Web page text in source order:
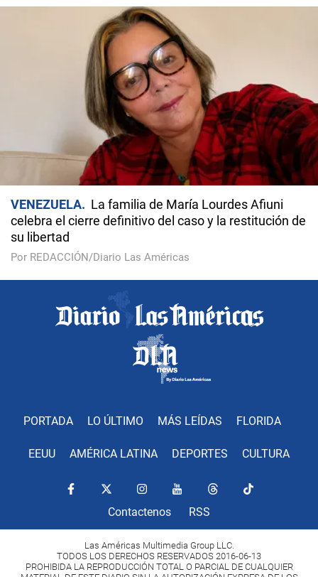
VENEZUELA
La familia de María Lourdes Afiuni
celebra el cierre definitivo del caso y la restitución de
su libertad
Por REDACCIÓN/Diario Las Américas
PORTADA LO ÚLTIMO MÁS LEÍDAS FLORIDA
EEUU AMÉRICA LATINA DEPORTES CULTURA
Contactenos RSS
Las Américas Multimedia Group LLC.
TODOS LOS DERECHOS RESERVADOS 2016-06-13
PROHIBIDA LA REPRODUCCIÓN TOTAL O PARCIAL DE CUALQUIER